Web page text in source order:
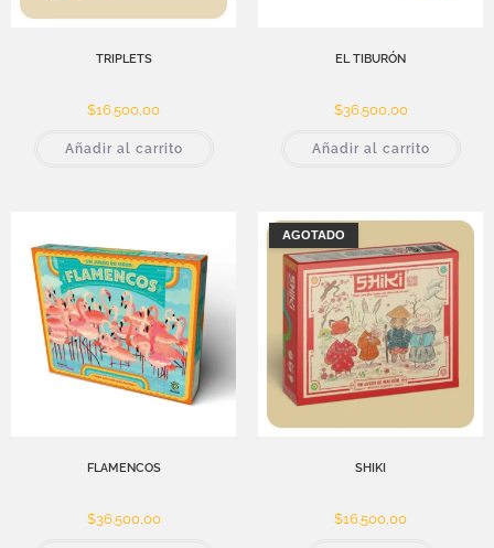
TRIPLETS
$16.500,00
Añadir al carrito
EL TIBURÓN
$36.500,00
Añadir al carrito
FLAMENCOS
$36.500,00
AGOTADO
SHIKI
$16.500,00